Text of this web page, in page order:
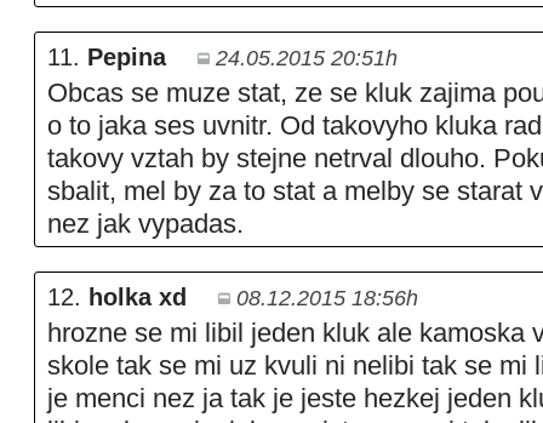
11. Pepina 24.05.2015 20:51h
Obcas se muze stat, ze se kluk zajima
o to jaka ses uvnitr. Od takovyho kluka
takovy vztah by stejne netrval dlouho.
sbalit, mel by za to stat a melby se starat
nez jak vypadas.
12. holka xd 08.12.2015 18:56h
hrozne se mi libil jeden kluk ale kamoska
skole tak se mi uz kvuli ni nelibi tak se mi
je menci nez ja tak je jeste hezkej jeden